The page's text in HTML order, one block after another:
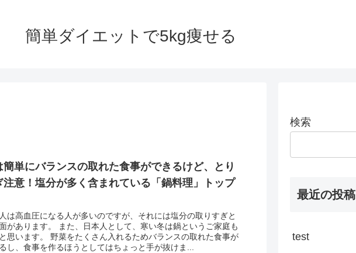
簡単ダイエットで5kg痩せる
簡単にバランスの取れた食事ができるけど、とり
注意！塩分が多く含まれている「鍋料理」トップ
は高血圧になる人が多いのですが、それには塩分の取りすぎと
があります。 また、日本人として、寒い冬は鍋というご家庭も
思います。 野菜をたくさん入れるためバランスの取れた食事が
し、食事を作るほうとしてはちょっと手が抜けま...
検索
最近の投稿
test